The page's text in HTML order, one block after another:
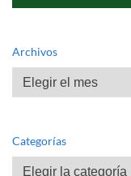
Archivos
Archivos
Categorías
Categorías